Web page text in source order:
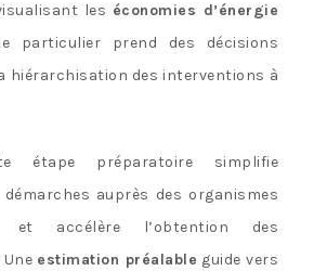
les économies d’énergie
particulier prend des décisions
hiérarchisation des interventions à
étape préparatoire simplifie
auprès des organismes
et accélère l’obtention des
estimation préalable guide vers